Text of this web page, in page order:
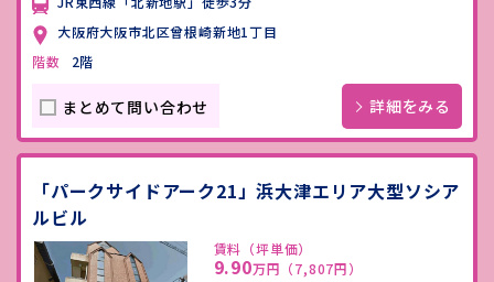
大阪府大阪市北区曾根崎新地1丁目
階数
2階
まとめて問い合わせ 詳細をみる
「パークサイドアーク21」浜大津エリア大型ソシア
ルビル
賃料（坪単価）
9.90万円 （7,807円）